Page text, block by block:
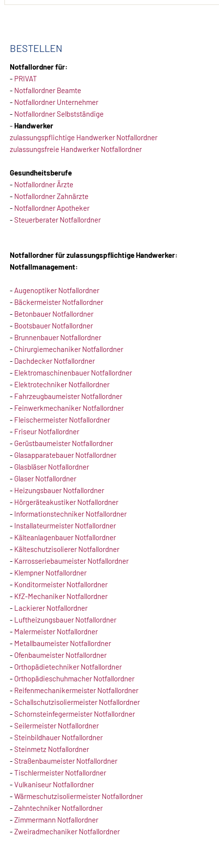
BESTELLEN
Notfallordner für:
- PRIVAT
- Notfallordner Beamte
- Notfallordner Unternehmer
- Notfallordner Selbstständige
- Handwerker
zulassungspflichtige Handwerker Notfallordner
zulassungsfreie Handwerker Notfallordner
Gesundheitsberufe
- Notfallordner Ärzte
- Notfallordner Zahnärzte
- Notfallordner Apotheker
-Steuerberater Notfallordner
Notfallordner für zulassungspflichtige Handwerker:
Notfallmanagement:
- Augenoptiker Notfallordner
- Bäckermeister Notfallordner
- Betonbauer Notfallordner
- Bootsbauer Notfallordner
- Brunnenbauer Notfallordner
- Chirurgiemechaniker Notfallordner
- Dachdecker Notfallordner
- Elektromaschinenbauer Notfallordner
- Elektrotechniker Notfallordner
- Fahrzeugbaumeister Notfallordner
- Feinwerkmechaniker Notfallordner
- Fleischermeister Notfallordner
- Friseur Notfallordner
- Gerüstbaumeister Notfallordner
- Glasapparatebauer Notfallordner
- Glasbläser Notfallordner
- Glaser Notfallordner
- Heizungsbauer Notfallordner
- Hörgeräteakustiker Notfallordner
- Informationstechniker Notfallordner
- Installateurmeister Notfallordner
- Kälteanlagenbauer Notfallordner
- Kälteschutzisolierer Notfallordner
- Karrosseriebaumeister Notfallordner
- Klempner Notfallordner
- Konditormeister Notfallordner
- KfZ-Mechaniker Notfallordner
- Lackierer Notfallordner
- Luftheizungsbauer Notfallordner
- Malermeister Notfallordner
- Metallbaumeister Notfallordner
- Ofenbaumeister Notfallordner
- Orthopädietechniker Notfallordner
- Orthopädieschuhmacher Notfallordner
- Reifenmechanikermeister Notfallordner
-Schallschutzisoliermeister Notfallordner
-Schornsteinfegermeister Notfallordner
-Seilermeister Notfallordner
-Steinbildhauer Notfallordner
-Steinmetz Notfallordner
-Straßenbaumeister Notfallordner
-Tischlermeister Notfallordner
-Vulkaniseur Notfallordner
-Wärmeschutzisoliermeister Notfallordner
-Zahntechniker Notfallordner
-Zimmermann Notfallordner
-Zweiradmechaniker Notfallordner